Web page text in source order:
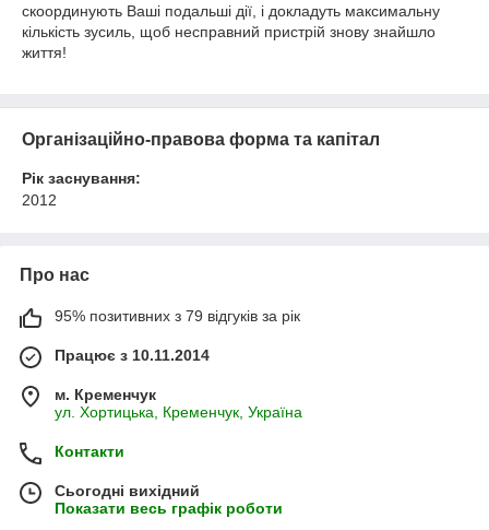
скоординують Ваші подальші дії, і докладуть максимальну
кількість зусиль, щоб несправний пристрій знову знайшло
життя!
Організаційно-правова форма та капітал
Рік заснування:
2012
Про нас
95% позитивних з 79 відгуків за рік
Працює з 10.11.2014
м. Кременчук
ул. Хортицька, Кременчук, Україна
Контакти
Сьогодні вихідний
Показати весь графік роботи